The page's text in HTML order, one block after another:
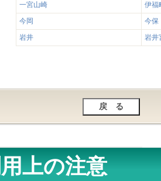
一宮山崎
伊福
今岡
今保
岩井
岩井
上の注意